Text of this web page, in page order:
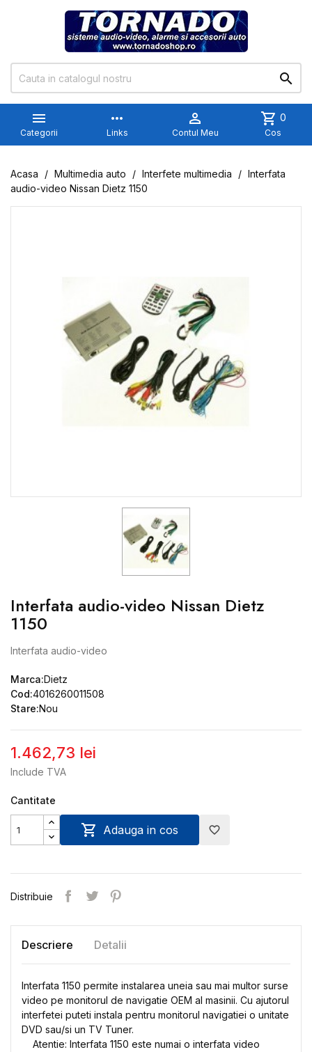


Categorii
more_horiz
Links

Contul Meu
shopping_cart 0
Cos
Acasa Multimedia auto Interfete multimedia
Interfata
audio-video Nissan Dietz 1150
Interfata audio-video Nissan Dietz
1150
Interfata audio-video
Marca:Dietz
Cod:4016260011508
Stare:Nou
1.462,73 lei
Include TVA
Cantitate
 Adauga in cos favorite_border
Distribuie
Descriere Detalii
Interfata 1150 permite instalarea uneia sau mai multor surse
video pe monitorul de navigatie OEM al masinii. Cu ajutorul
interfetei puteti instala pentru monitorul navigatiei o unitate
DVD sau/si un TV Tuner.
Atentie: Interfata 1150 este numai o interfata video